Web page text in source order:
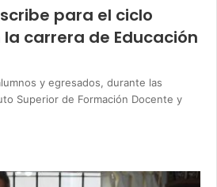
para el ciclo
carrera de Educación
y egresados, durante las
Superior de Formación Docente y